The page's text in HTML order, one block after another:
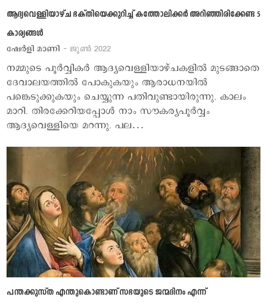
ആദ്യവെള്ളിയാഴ്ച ഭക്തിയെക്കുറിച്ച് കത്തോലിക്കര്‍ അറിഞ്ഞിരിക്കേണ്ട 5
കാര്യങ്ങള്‍
ഷേര്‍ളി മാണി - ജൂണ്‍ 2022
നമ്മുടെ പൂര്‍വ്വികര്‍ ആദ്യവെള്ളിയാഴ്ചകളില്‍ മുടങ്ങാതെ
ദേവാലയത്തില്‍ പോകുകയും ആരാധനയില്‍
പങ്കെടുക്കുകയും ചെയ്യുന്ന പതിവുണ്ടായിരുന്നു. കാലം
മാറി. തിരക്കേറിയപ്പോള്‍ നാം സൗകര്യപൂര്‍വ്വം
ആദ്യവെള്ളിയെ മറന്നു. പല…
പന്തക്കുസ്ത എന്തുകൊണ്ടാണ് സഭയുടെ ജന്മദിനം എന്ന്